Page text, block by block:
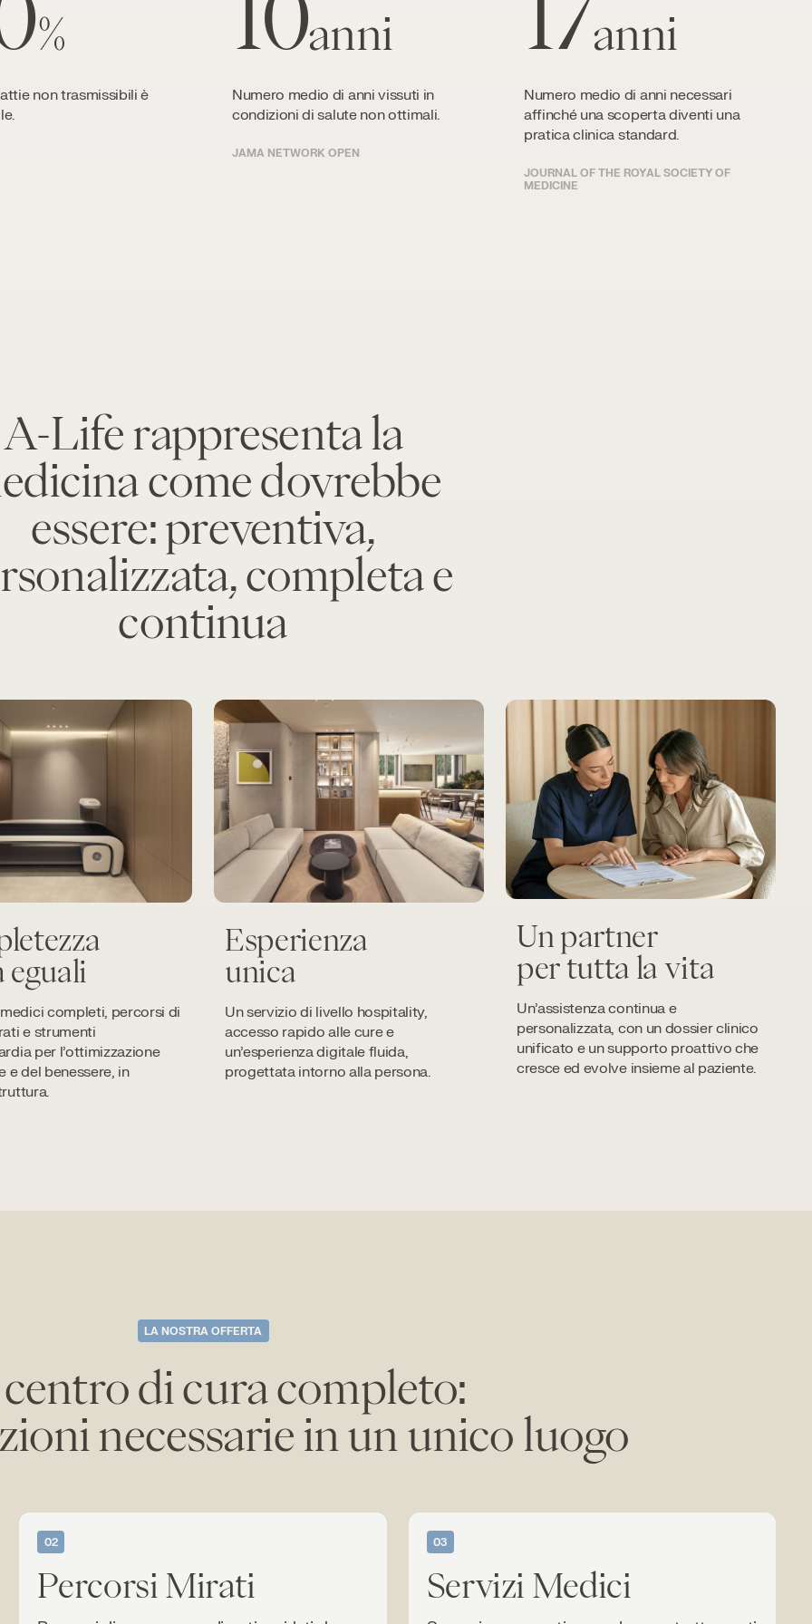
%
non trasmissibili è
10anni
Numero medio di anni vissuti in
condizioni di salute non ottimali.
JAMA NETWORK OPEN
17anni
Numero medio di anni necessari
affinché una scoperta diventi una
pratica clinica standard.
JOURNAL OF THE ROYAL SOCIETY OF
MEDICINE
A-Life rappresenta la
come dovrebbe
essere: preventiva,
completa e
continua
eguali
completi, percorsi di
e strumenti
per l’ottimizzazione
e del benessere, in
Esperienza
unica
Un servizio di livello hospitality,
accesso rapido alle cure e
un’esperienza digitale fluida,
progettata intorno alla persona.
Un partner
per tutta la vita
Un’assistenza continua e
personalizzata, con un dossier clinico
unificato e un supporto proattivo che
cresce ed evolve insieme al paziente.
LA NOSTRA OFFERTA
di cura completo:
necessarie in un unico luogo
02
Percorsi Mirati
03
Servizi Medici